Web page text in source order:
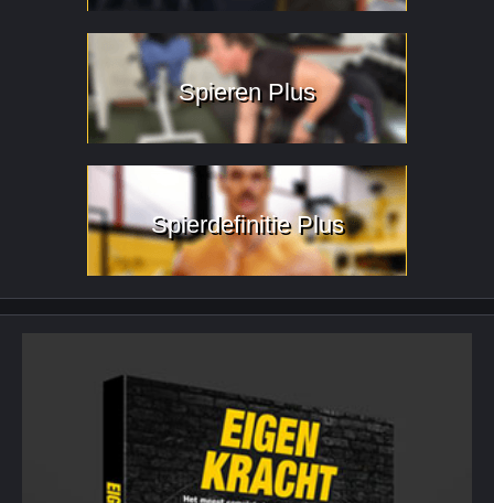
Spieren Plus
Spierdefinitie Plus